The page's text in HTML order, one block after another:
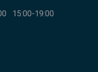
15:00-19:00